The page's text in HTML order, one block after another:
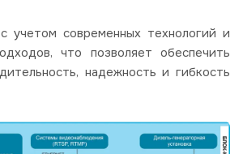
учетом современных технологий и
что позволяет обеспечить
надежность и гибкость